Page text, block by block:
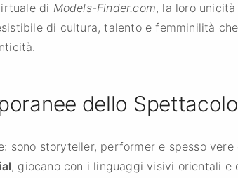
di Models-Finder.com, la loro
di cultura, talento e femminilità
dello
sono storyteller, performer e spesso
, giocano con i linguaggi visivi orientali e